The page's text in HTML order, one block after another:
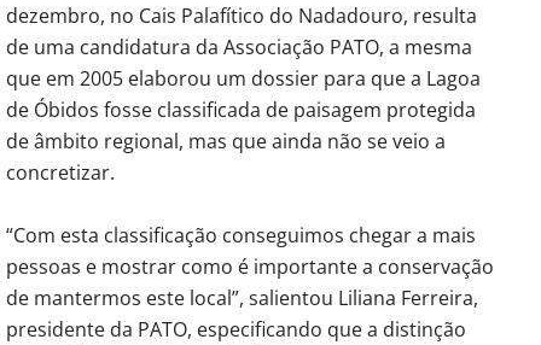
dezembro, no Cais Palafítico do Nadadouro, resulta
de uma candidatura da Associação PATO, a mesma
que em 2005 elaborou um dossier para que a Lagoa
de Óbidos fosse classificada de paisagem protegida
de âmbito regional, mas que ainda não se veio a
concretizar.
“Com esta classificação conseguimos chegar a mais
pessoas e mostrar como é importante a conservação
de mantermos este local”, salientou Liliana Ferreira,
presidente da PATO, especificando que a distinção